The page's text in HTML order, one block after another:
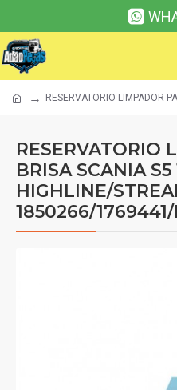
RESERVATORIO LIMPADOR
RESERVATORIO
BRISA SCANIA
HIGHLINE/
1850266/1769441/